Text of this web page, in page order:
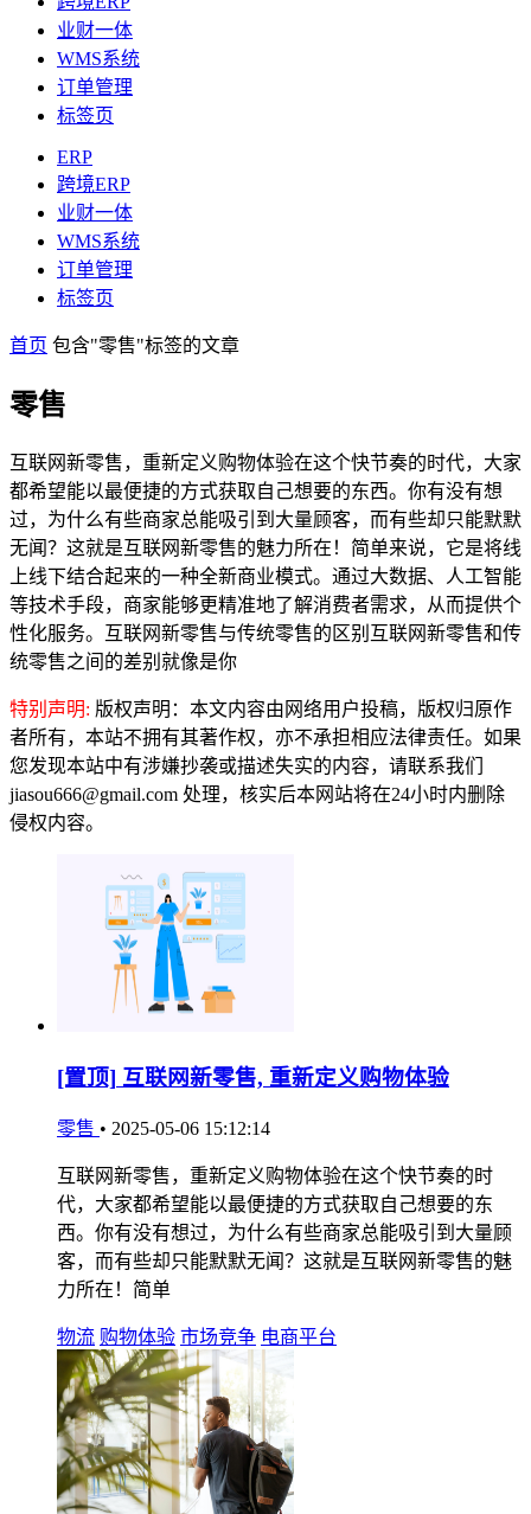
业财一体
WMS系统
订单管理
标签页
ERP
跨境ERP
业财一体
WMS系统
订单管理
标签页
首页 包含"零售"标签的文章
零售
互联网新零售，重新定义购物体验在这个快节奏的时代，大家
都希望能以最便捷的方式获取自己想要的东西。你有没有想
过，为什么有些商家总能吸引到大量顾客，而有些却只能默默
无闻？这就是互联网新零售的魅力所在！简单来说，它是将线
上线下结合起来的一种全新商业模式。通过大数据、人工智能
等技术手段，商家能够更精准地了解消费者需求，从而提供个
性化服务。互联网新零售与传统零售的区别互联网新零售和传
统零售之间的差别就像是你
特别声明: 版权声明：本文内容由网络用户投稿，版权归原作
者所有，本站不拥有其著作权，亦不承担相应法律责任。如果
您发现本站中有涉嫌抄袭或描述失实的内容，请联系我们
jiasou666@gmail.com 处理，核实后本网站将在24小时内删除
侵权内容。
[置顶] 互联网新零售, 重新定义购物体验
零售 • 2025-05-06 15:12:14
互联网新零售，重新定义购物体验在这个快节奏的时
代，大家都希望能以最便捷的方式获取自己想要的东
西。你有没有想过，为什么有些商家总能吸引到大量顾
客，而有些却只能默默无闻？这就是互联网新零售的魅
力所在！简单
物流 购物体验 市场竞争 电商平台